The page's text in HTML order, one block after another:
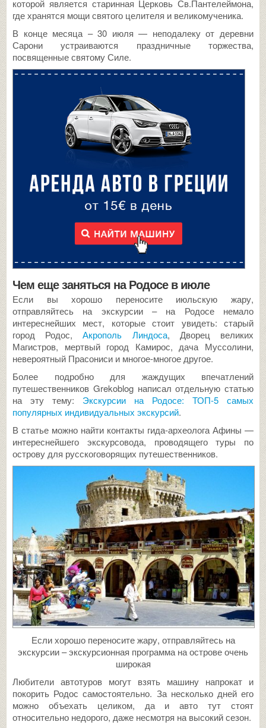
которой является старинная Церковь Св.Пантелеймона,
где хранятся мощи святого целителя и великомученика.
В конце месяца – 30 июля — неподалеку от деревни
Сарони устраиваются праздничные торжества,
посвященные святому Силе.
Чем еще заняться на Родосе в июле
Если вы хорошо переносите июльскую жару,
отправляйтесь на экскурсии – на Родосе немало
интереснейших мест, которые стоит увидеть: старый
город Родос,Акрополь Линдоса, Дворец великих
Магистров, мертвый город Камирос, дача Муссолини,
невероятный Прасониси и многое-многое другое.
Более подробно для жаждущих впечатлений
путешественников Grekoblog написал отдельную статью
на эту тему: Экскурсии на Родосе: ТОП-5 самых
популярных индивидуальных экскурсий.
В статье можно найти контакты гида-археолога Афины —
интереснейшего экскурсовода, проводящего туры по
острову для русскоговорящих путешественников.
Если хорошо переносите жару, отправляйтесь на
экскурсии – экскурсионная программа на острове очень
широкая
Любители автотуров могут взять машину напрокат и
покорить Родос самостоятельно. За несколько дней его
можно объехать целиком, да и авто тут стоят
относительно недорого, даже несмотря на высокий сезон.